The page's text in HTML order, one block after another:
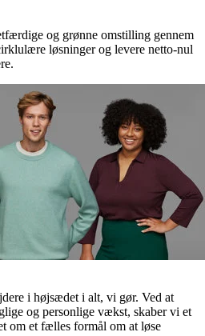
og grønne omstilling gennem
løsninger og levere netto-nul
i højsædet i alt, vi gør. Ved at
og personlige vækst, skaber vi et
om et fælles formål om at løse